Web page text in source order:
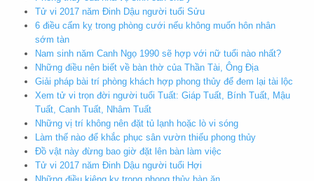
Tử vi 2017 năm Đinh Dậu người tuổi Sửu
6 điều cấm kỵ trong phòng cưới nếu không muốn hôn nhân
sớm tàn
Nam sinh năm Canh Ngọ 1990 sẽ hợp với nữ tuổi nào nhất?
Những điều nên biết về bàn thờ của Thần Tài, Ông Địa
Giải pháp bài trí phòng khách hợp phong thủy để đem lại tài lộc
Xem tử vi trọn đời người tuổi Tuất: Giáp Tuất, Bính Tuất, Mậu
Tuất, Canh Tuất, Nhâm Tuất
Những vị trí không nên đặt tủ lạnh hoặc lò vi sóng
Làm thế nào để khắc phục sân vườn thiếu phong thủy
Đồ vật này đừng bao giờ đặt lên bàn làm việc
Tử vi 2017 năm Đinh Dậu người tuổi Hợi